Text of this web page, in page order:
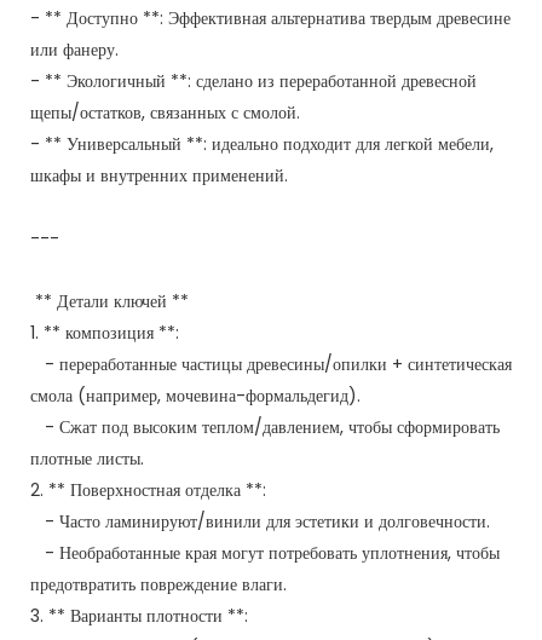
- ** Доступно **: Эффективная альтернатива твердым древесине
или фанеру.
- ** Экологичный **: сделано из переработанной древесной
щепы/остатков, связанных с смолой.
- ** Универсальный **: идеально подходит для легкой мебели,
шкафы и внутренних применений.
---
** Детали ключей **
1. ** композиция **:
- переработанные частицы древесины/опилки + синтетическая
смола (например, мочевина-формальдегид).
- Сжат под высоким теплом/давлением, чтобы сформировать
плотные листы.
2. ** Поверхностная отделка **:
- Часто ламинируют/винили для эстетики и долговечности.
- Необработанные края могут потребовать уплотнения, чтобы
предотвратить повреждение влаги.
3. ** Варианты плотности **: